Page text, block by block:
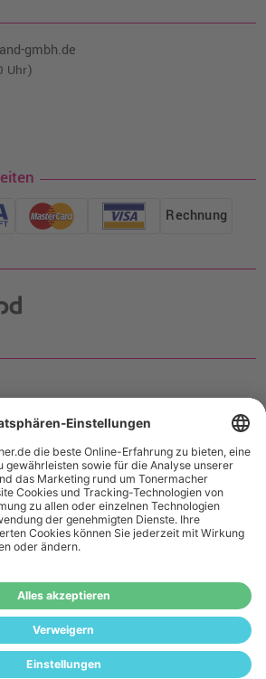
gmbh.de
Uhr)
Rechnung
Deutschlands. Befindet sich ein Warenwert
an Ampertec Artikeln in Ihrem Warenkorb, ist der
Angebot von tonermacher.de richtet sich
Wenn Sie Wiederverkäufer sind,
sich bitte in unserem Händler-Portal